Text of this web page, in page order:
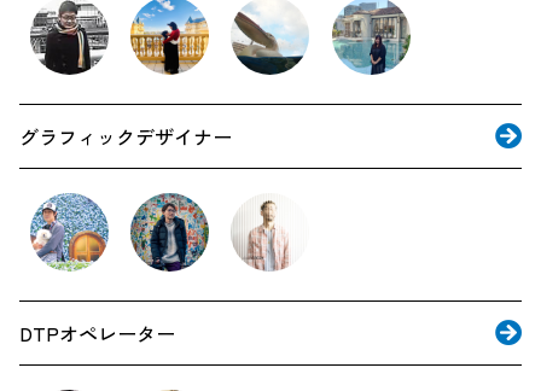
グラフィックデザイナー
DTPオペレーター